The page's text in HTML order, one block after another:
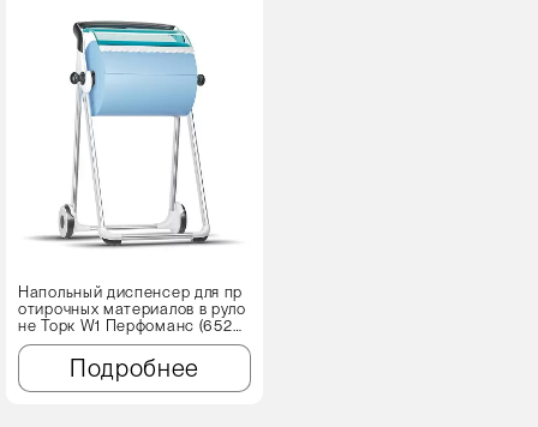
Напольный диспенсер для пр
отирочных материалов в руло
не Торк W1 Перфоманс (6520
00)
Подробнее